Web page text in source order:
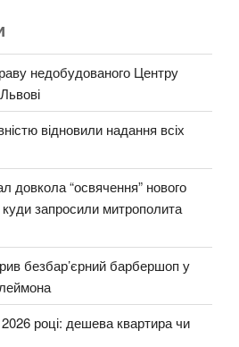
недобудованого Центру
відновили надання всіх
довкола “освячення” нового
запросили митрополита
безбар’єрний барбершоп у
році: дешева квартира чи